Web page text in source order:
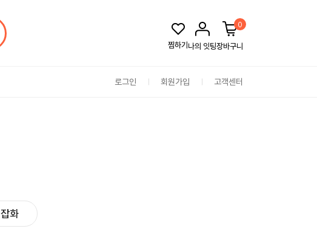
찜하기나의 잇팅
0
장바구니
로그인 회원가입 고객센터
잡화